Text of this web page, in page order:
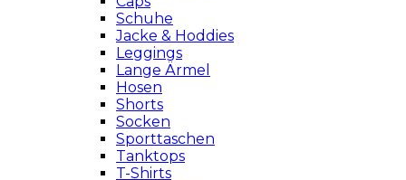
Schuhe
Jacke & Hoddies
Leggings
Lange Ärmel
Hosen
Shorts
Socken
Sporttaschen
Tanktops
T-Shirts